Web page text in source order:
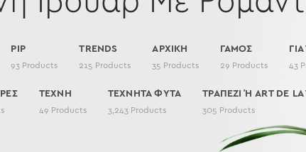
PIP
93 Products
TRENDS
215 Products
ΑΡΧΙΚΗ
35 Products
ΓΑΜΟΣ
29 Products 43
ΤΕΧΝΗ
49 Products
ΤΕΧΝΗΤΑ ΦΥΤΑ
3,243 Products
ΤΡΑΠΕΖΙ Ή ART DE LA
305 Products